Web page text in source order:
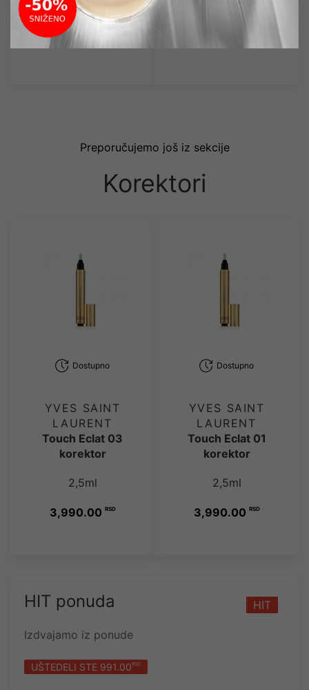
2,5ml
3,990.00
Preporučujemo još iz sekcije
Korektori
Dostupno
YVES SAINT
LAURENT
Touch Eclat 03
korektor
2,5ml
3,990.00 RSD
Dostupno
YVES SAINT
LAURENT
Touch Eclat 01
korektor
2,5ml
3,990.00 RSD
HIT
HIT ponuda
Izdvajamo iz ponude
UŠTEDELI STE 991.00RSD